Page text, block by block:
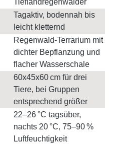
Tieflandregenwälder
Tagaktiv, bodennah bis
leicht kletternd
Regenwald-Terrarium mit
dichter Bepflanzung und
flacher Wasserschale
60x45x60 cm für drei
Tiere, bei Gruppen
entsprechend größer
22–26 °C tagsüber,
nachts 20 °C, 75–90 %
Luftfeuchtigkeit